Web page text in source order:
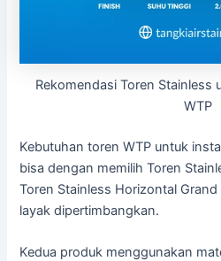
Rekomendasi Toren Stainless
WTP
Kebutuhan toren WTP untuk
bisa dengan memilih Toren
Toren Stainless Horizontal
layak dipertimbangkan.
Kedua produk menggunakan